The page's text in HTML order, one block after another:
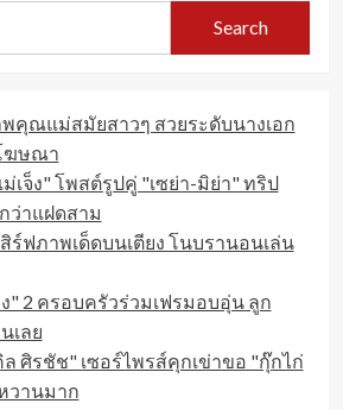
Search
คุณแม่สมัยสาวๆ สวยระดับนางเอก
ฆษณา
เจ็ง" โพสต์รูปคู่ "เซย่า-มิย่า" ทริป
ว่าแฝดสาม
สิร์ฟภาพเด็ดบนเตียง โนบรานอนเล่น
" 2 ครอบครัวร่วมเฟรมอบอุ่น ลูก
เลย
ศิรชัช" เซอร์ไพรส์คุกเข่าขอ "กุ๊กไก่
วานมาก